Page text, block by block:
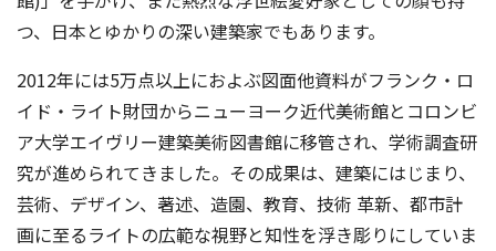
つ、日本とゆかりの深い建築家でもあります。
2012年には5万点以上におよぶ図面他資料がフランク・ロ
イド・ライト財団からニューヨーク近代美術館とコロンビ
ア大学エイヴリー建築美術図書館に移管され、学術調査研
究が進められてきました。その成果は、建築にはじまり、
芸術、デザイン、著述、造園、教育、技術 革新、都市計
画に至るライトの広範な視野と知性を浮き彫りにしていま